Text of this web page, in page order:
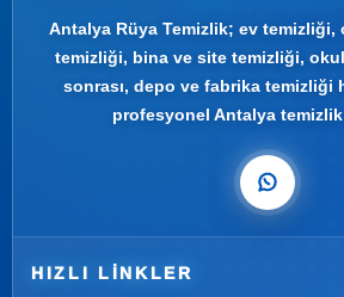
Antalya Rüya Temizlik; ev
temizliği, bina ve site temizliği,
sonrası, depo ve fabrika temizliği
profesyonel Antalya
HIZLI LINKLER